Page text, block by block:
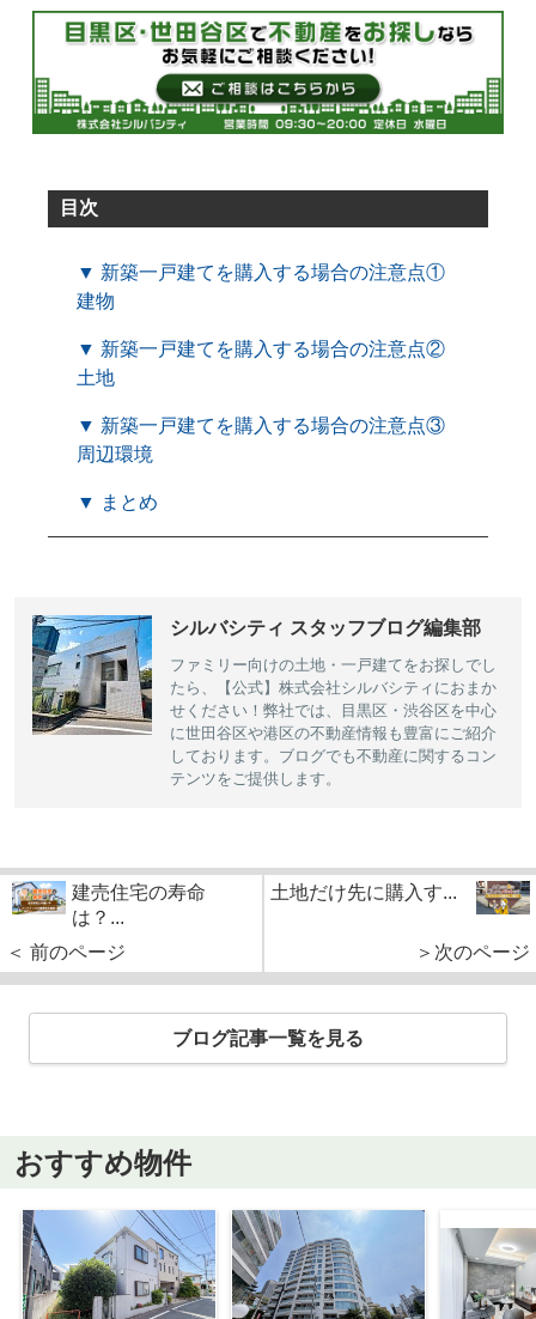
目次
▼ 新築一戸建てを購入する場合の注意点①
建物
▼ 新築一戸建てを購入する場合の注意点②
土地
▼ 新築一戸建てを購入する場合の注意点③
周辺環境
▼ まとめ
シルバシティ スタッフブログ編集部
ファミリー向けの土地・一戸建てをお探しでし
たら、【公式】株式会社シルバシティにおまか
せください！弊社では、目黒区・渋谷区を中心
に世田谷区や港区の不動産情報も豊富にご紹介
しております。ブログでも不動産に関するコン
テンツをご提供します。
建売住宅の寿命
は？...
＜ 前のページ
土地だけ先に購入す...
＞次のページ
ブログ記事一覧を見る
おすすめ物件